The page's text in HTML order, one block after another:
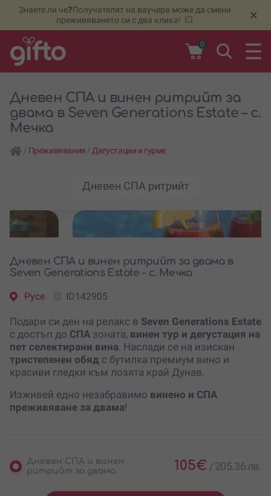
Знаете ли че❓Получателят на ваучера може да смени
преживяването си с два клика! 💥
×
0
Дневен СПА и винен ритрийт за
двама в Seven Generations Estate – с.
Мечка
/ Преживявания / Дегустации и гурме
Дневен СПА ритрийт
Дневен СПА и винен ритрийт за двама в
Seven Generations Estate - с. Мечка
Русе ID142905
Подари си ден на релакс в Seven Generations Estate
с достъп до СПА зоната, винен тур и дегустация на
пет селектирани вина. Наслади се на изискан
тристепенен обяд с бутилка премиум вино и
красиви гледки към лозята край Дунав.
Изживей едно незабравимо винено и СПА
преживяване за двама!
Дневен СПА и винен
ритрийт за двама
105€ /205.36 лв.